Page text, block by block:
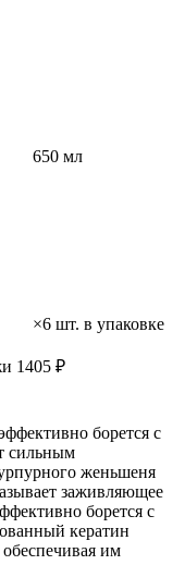
650 мл
×6 шт. в упаковке
1405 ₽
борется с
сильным
женьшеня
заживляющее
борется с
кератин
им